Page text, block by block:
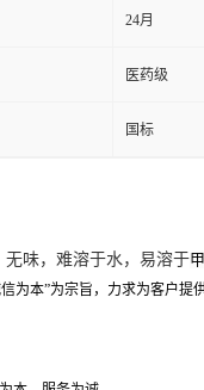
24月
医药级
国标
味，难溶于水，易溶于
为本”为宗旨，力求为客户